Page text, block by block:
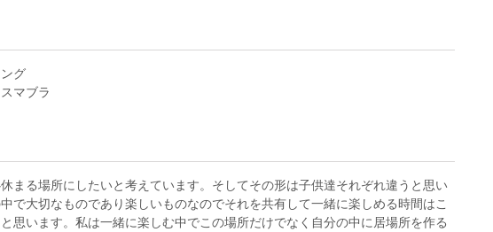
グ
マブラ
まる場所にしたいと考えています。そしてその形は子供達それぞれ違うと思い
で大切なものであり楽しいものなのでそれを共有して一緒に楽しめる時間はこ
思います。私は一緒に楽しむ中でこの場所だけでなく自分の中に居場所を作る